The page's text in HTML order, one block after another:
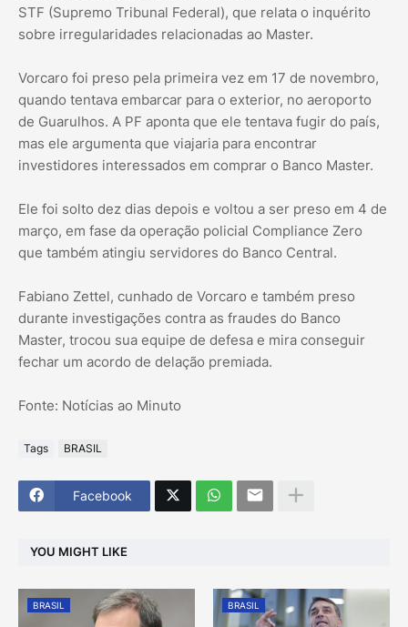
STF (Supremo Tribunal Federal), que relata o inquérito
sobre irregularidades relacionadas ao Master.
Vorcaro foi preso pela primeira vez em 17 de novembro,
quando tentava embarcar para o exterior, no aeroporto
de Guarulhos. A PF aponta que ele tentava fugir do país,
mas ele argumenta que viajaria para encontrar
investidores interessados em comprar o Banco Master.
Ele foi solto dez dias depois e voltou a ser preso em 4 de
março, em fase da operação policial Compliance Zero
que também atingiu servidores do Banco Central.
Fabiano Zettel, cunhado de Vorcaro e também preso
durante investigações contra as fraudes do Banco
Master, trocou sua equipe de defesa e mira conseguir
fechar um acordo de delação premiada.
Fonte: Notícias ao Minuto
Tags BRASIL
Facebook
YOU MIGHT LIKE
BRASIL BRASIL